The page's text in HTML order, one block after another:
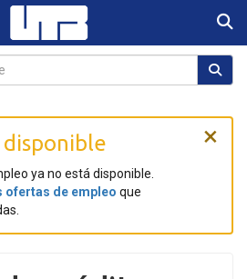
ya no está disponible.
ofertas de empleo que
×